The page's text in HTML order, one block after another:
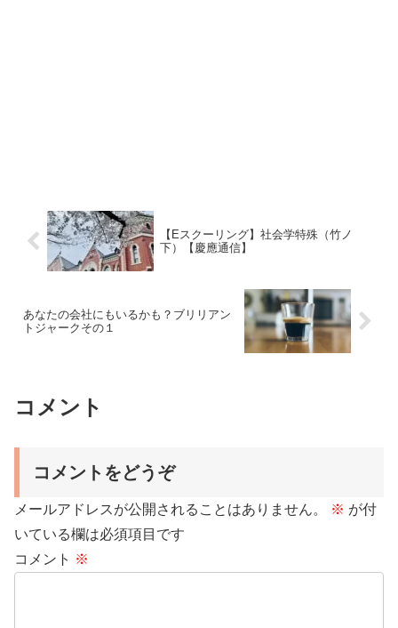
【Eスクーリング】社会学特殊（竹ノ
下）【慶應通信】
あなたの会社にもいるかも？ブリリアン
トジャークその１
コメント
コメントをどうぞ
メールアドレスが公開されることはありません。 ※ が付
いている欄は必須項目です
コメント ※